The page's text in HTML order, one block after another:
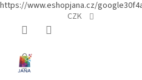
https://www.eshopjana.cz/
CZK